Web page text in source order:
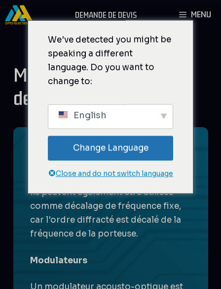
Aller
au
MENU
DEMANDE DE DEVIS
Modulateurs et Shifters
de fréquence fixe
Les modulateurs acousto-optiques
contrôler l'intensité du faisceau laser.
Ils peuvent également être utilisés
comme décalage de fréquence fixe,
car l'ordre diffracté est décalé de la
fréquence de la porteuse.
Modulateurs
Un modulateur acousto-optique est
We've detected you might be
speaking a different
language. Do you want to
change to:
English
Change Language
Close and do not switch language